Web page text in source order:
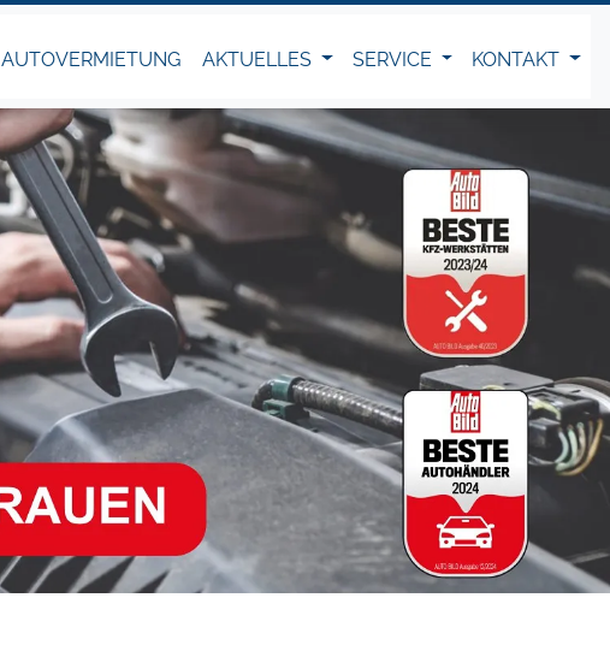
AUTOVERMIETUNG AKTUELLES SERVICE KONTAKT